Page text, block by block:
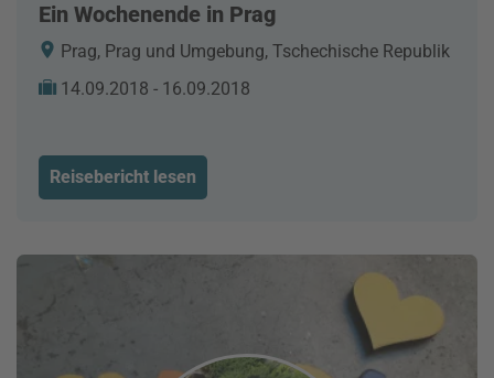
Ein Wochenende in Prag
Prag, Prag und Umgebung, Tschechische Republik
14.09.2018 - 16.09.2018
Reisebericht lesen